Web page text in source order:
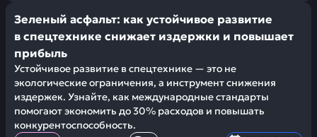
Зеленый асфальт: как устойчивое развитие
в спецтехнике снижает издержки и повышает
прибыль
Устойчивое развитие в спецтехнике — это не
экологические ограничения, а инструмент снижения
издержек. Узнайте, как международные стандарты
помогают экономить до 30% расходов и повышать
конкурентоспособность.